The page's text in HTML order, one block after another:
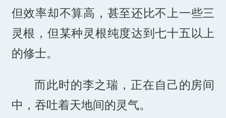
但效率却不算高，甚至还比不上一些三
灵根，但某种灵根纯度达到七十五以上
的修士。
而此时的李之瑞，正在自己的房间
中，吞吐着天地间的灵气。